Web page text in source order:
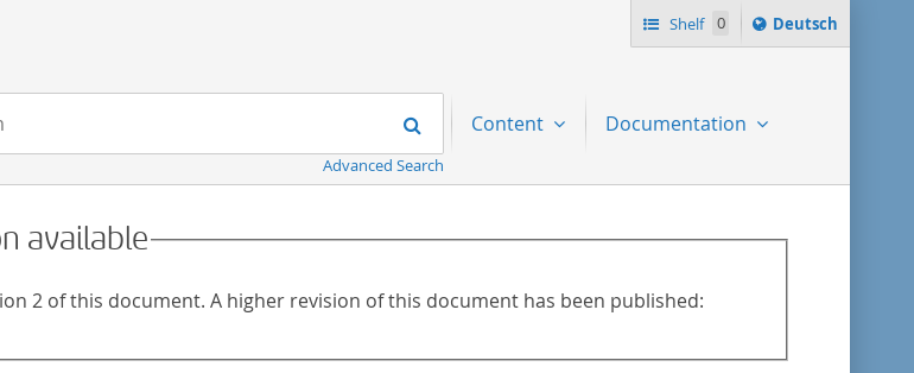
Shelf 0
Sprache
ï¿½ndern
Deutsch
Search
Advanced Search
Content Documentation
available
2 of this document. A higher revision of this document has been published: